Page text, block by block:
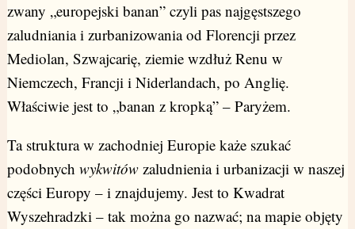
zwany „europejski banan” czyli pas najgęstszego
zaludniania i zurbanizowania od Florencji przez
Mediolan, Szwajcarię, ziemie wzdłuż Renu w
Niemczech, Francji i Niderlandach, po Anglię.
Właściwie jest to „banan z kropką” – Paryżem.
Ta struktura w zachodniej Europie każe szukać
podobnych wykwitówzaludnienia i urbanizacji w naszej
części Europy – i znajdujemy. Jest to Kwadrat
Wyszehradzki – tak można go nazwać; na mapie objęty